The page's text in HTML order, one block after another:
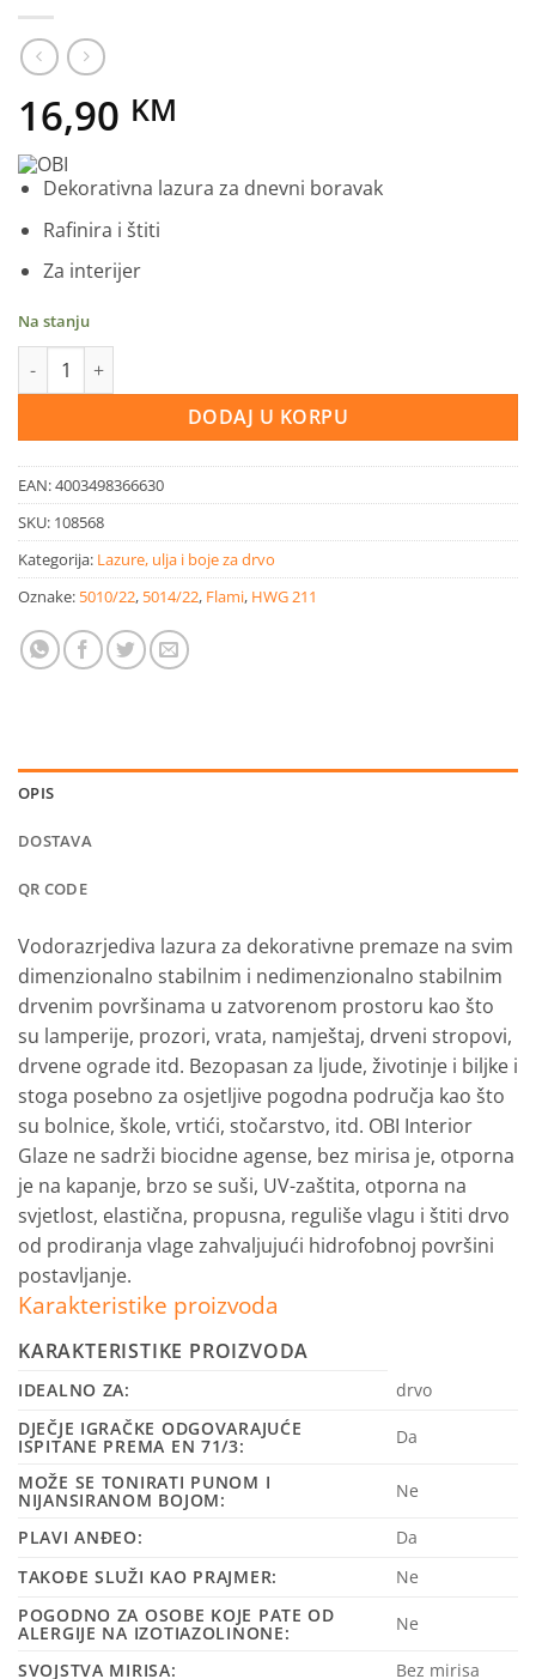
16,90 KM
Dekorativna lazura za dnevni boravak
Rafinira i štiti
Za interijer
Na stanju
OBI unutrasnja lazura za drvo breza 750 ml količina
DODAJ U KORPU
EAN:4003498366630
SKU: 108568
Kategorija: Lazure, ulja i boje za drvo
Oznake: 5010/22, 5014/22, Flami, HWG 211
OPIS
DOSTAVA
QR CODE
Vodorazrjediva lazura za dekorativne premaze na svim
dimenzionalno stabilnim i nedimenzionalno stabilnim
drvenim površinama u zatvorenom prostoru kao što
su lamperije, prozori, vrata, namještaj, drveni stropovi,
drvene ograde itd. Bezopasan za ljude, životinje i biljke i
stoga posebno za osjetljive pogodna područja kao što
su bolnice, škole, vrtići, stočarstvo, itd. OBI Interior
Glaze ne sadrži biocidne agense, bez mirisa je, otporna
je na kapanje, brzo se suši, UV-zaštita, otporna na
svjetlost, elastična, propusna, reguliše vlagu i štiti drvo
od prodiranja vlage zahvaljujući hidrofobnoj površini
postavljanje.
Karakteristike proizvoda
KARAKTERISTIKE PROIZVODA
IDEALNO ZA:
drvo
DJEČJE IGRAČKE ODGOVARAJUĆE
ISPITANE PREMA EN 71/3:
Da
MOŽE SE TONIRATI PUNOM I
NIJANSIRANOM BOJOM: Ne
PLAVI ANĐEO:
Da
TAKOĐE SLUŽI KAO PRAJMER:
Ne
POGODNO ZA OSOBE KOJE PATE OD
ALERGIJE NA IZOTIAZOLINONE: Ne
SVOJSTVA MIRISA: Bez mirisa